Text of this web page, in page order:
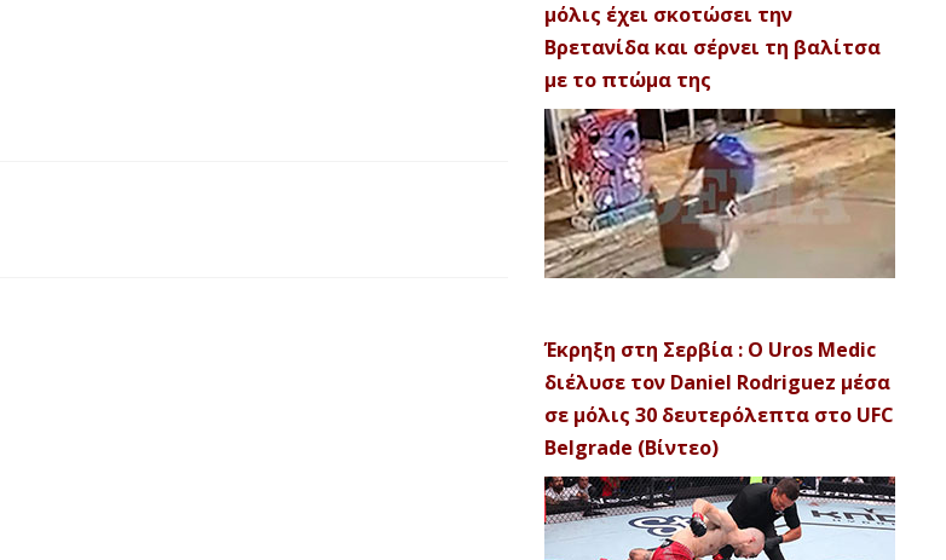
μόλις έχει σκοτώσει την
Βρετανίδα και σέρνει τη βαλίτσα
με το πτώμα της
Έκρηξη στη Σερβία : Ο Uros Medic
διέλυσε τον Daniel Rodriguez μέσα
σε μόλις 30 δευτερόλεπτα στο UFC
Belgrade (Βίντεο)